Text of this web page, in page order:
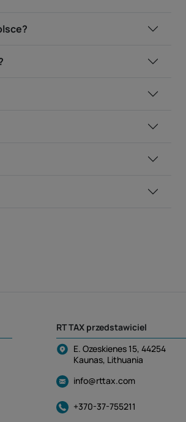
RT TAX przedstawiciel
E. Ozeskienes 15, 44254
Kaunas, Lithuania
info@rttax.com
+370-37-755211